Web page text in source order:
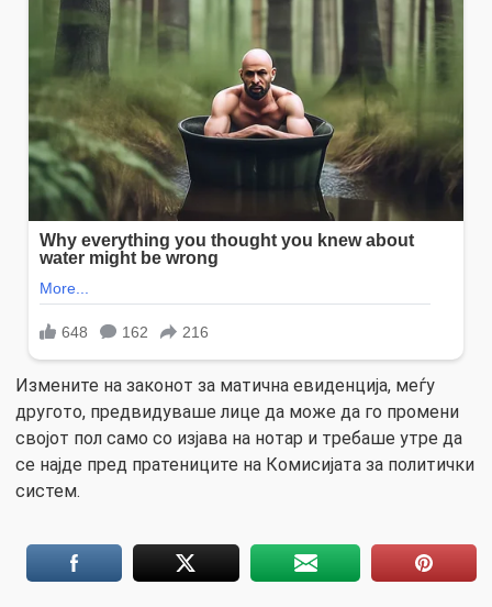
Измените на законот за матична евиденција, меѓу
другото, предвидуваше лице да може да го промени
својот пол само со изјава на нотар и требаше утре да
се најде пред пратениците на Комисијата за политички
систем.